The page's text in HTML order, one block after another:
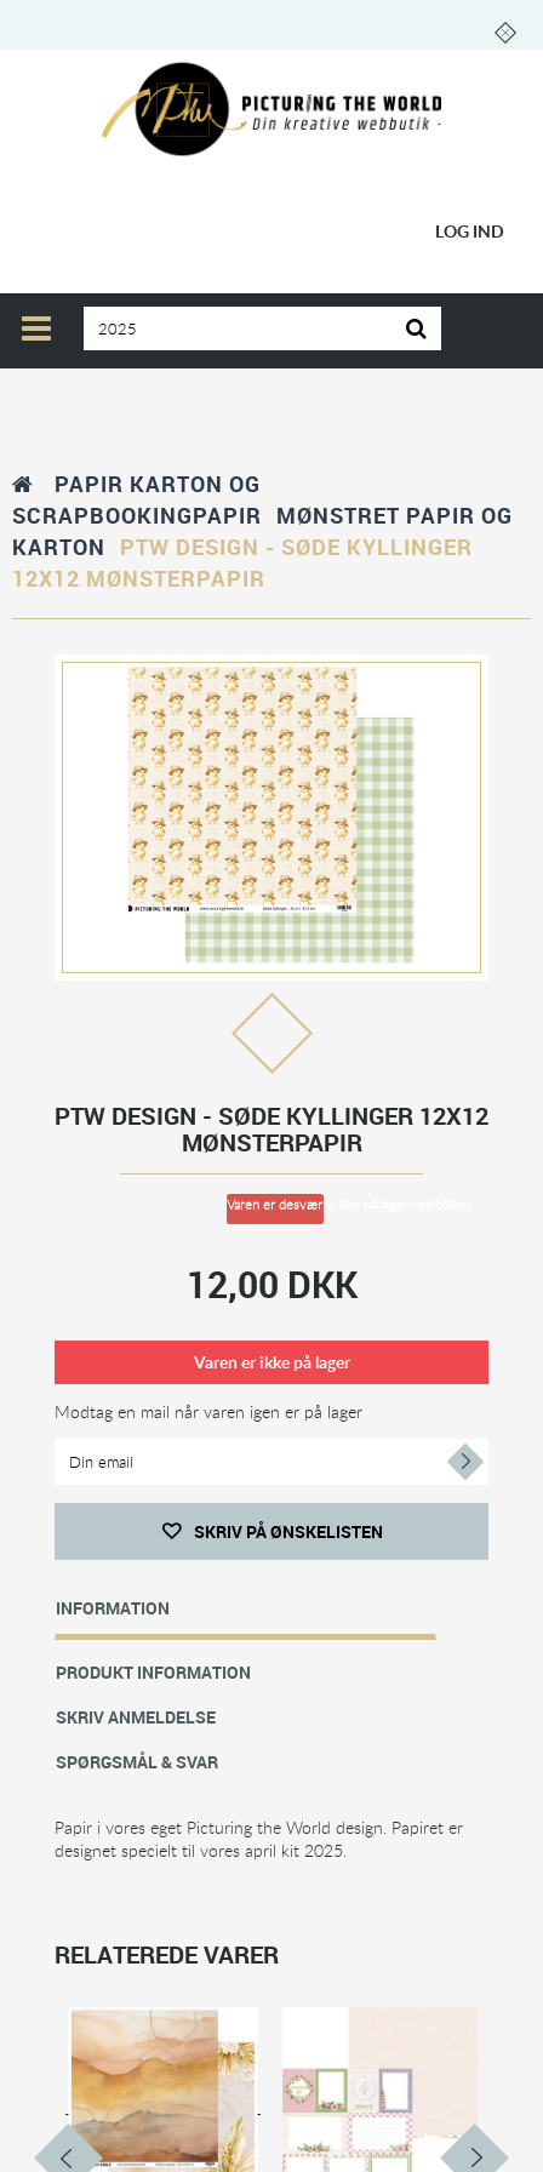
LOG IND
PAPIR KARTON OG
SCRAPBOOKINGPAPIR MØNSTRET PAPIR OG
KARTON
PTW DESIGN - SØDE KYLLINGER
12X12 MØNSTERPAPIR
PTW DESIGN - SØDE KYLLINGER 12X12
MØNSTERPAPIR
Varen er desværre ikke på lager i øjeblikket
12,00 DKK
Varen er ikke på lager
Modtag en mail når varen igen er på lager
SKRIV PÅ ØNSKELISTEN
INFORMATION
PRODUKT INFORMATION
SKRIV ANMELDELSE
SPØRGSMÅL & SVAR
Papir i vores eget Picturing the World design. Papiret er
designet specielt til vores april kit 2025.
RELATEREDE VARER